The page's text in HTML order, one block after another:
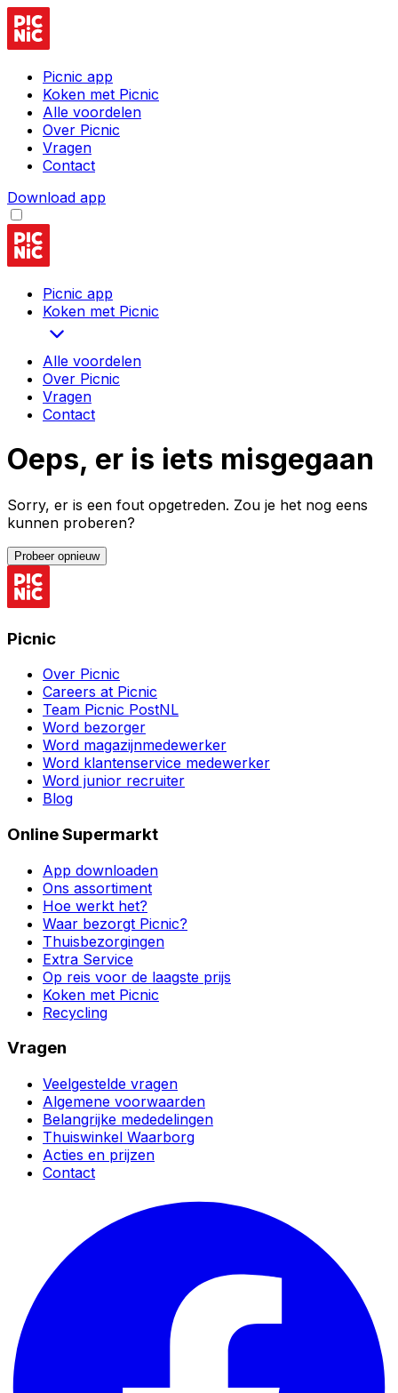
Picnic app
Koken met Picnic
Alle voordelen
Over Picnic
Vragen
Contact
Download app
Picnic app
Koken met Picnic
Alle voordelen
Over Picnic
Vragen
Contact
Oeps, er is iets misgegaan
Sorry, er is een fout opgetreden. Zou je het nog eens
kunnen proberen?
Probeer opnieuw
Picnic
Over Picnic
Careers at Picnic
Team Picnic PostNL
Word bezorger
Word magazijnmedewerker
Word klantenservice medewerker
Word junior recruiter
Blog
Online Supermarkt
App downloaden
Ons assortiment
Hoe werkt het?
Waar bezorgt Picnic?
Thuisbezorgingen
Extra Service
Op reis voor de laagste prijs
Koken met Picnic
Recycling
Vragen
Veelgestelde vragen
Algemene voorwaarden
Belangrijke mededelingen
Thuiswinkel Waarborg
Acties en prijzen
Contact